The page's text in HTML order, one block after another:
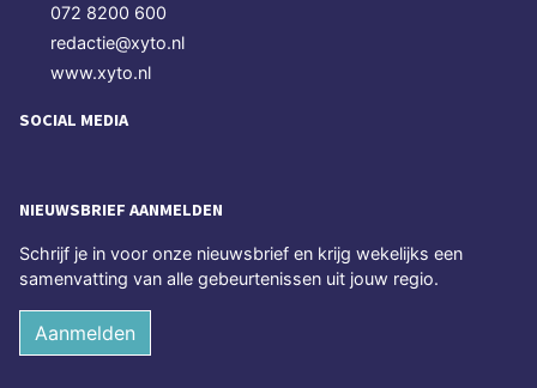
072 8200 600
redactie@xyto.nl
www.xyto.nl
SOCIAL MEDIA
NIEUWSBRIEF AANMELDEN
Schrijf je in voor onze nieuwsbrief en krijg wekelijks een
samenvatting van alle gebeurtenissen uit jouw regio.
Aanmelden